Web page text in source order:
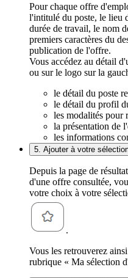
Pour chaque offre
l'intitulé du poste, le lieu
durée de travail, le nom
premiers caractères du
publication de l'offre.
Vous accédez au détail
ou sur le logo sur la
le détail du poste
le détail du profil
les modalités pour
la présentation de
les informations
5. Ajouter à votre
Depuis la page de
d'une offre consultée,
votre choix à votre
.
Vous les retrouverez
rubrique « Ma sélection